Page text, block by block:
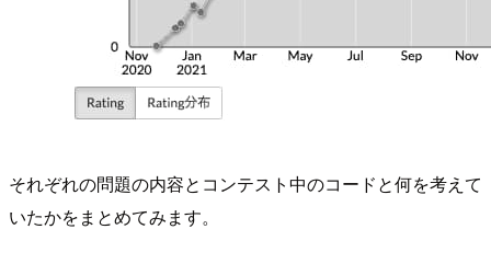
それぞれの問題の内容とコンテスト中のコードと何を考えて
いたかをまとめてみます。